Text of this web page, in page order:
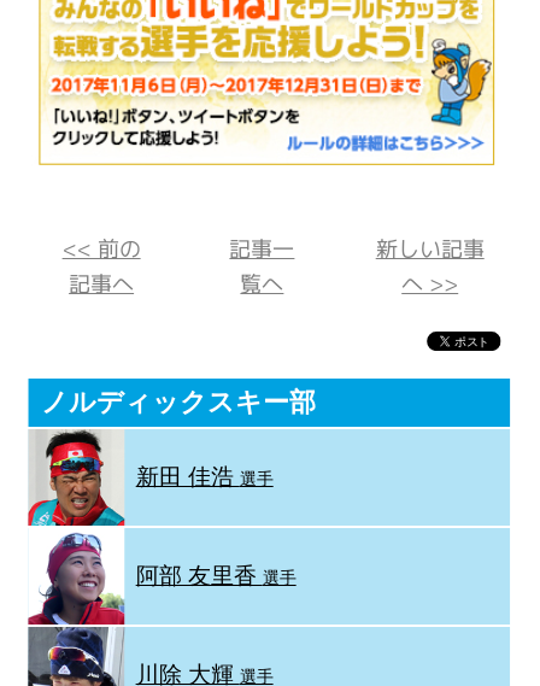
<< 前の
記事へ
記事一
覧へ
新しい記事
へ >>
ノルディックスキー部
新田 佳浩 選手
阿部 友里香 選手
川除 大輝 選手